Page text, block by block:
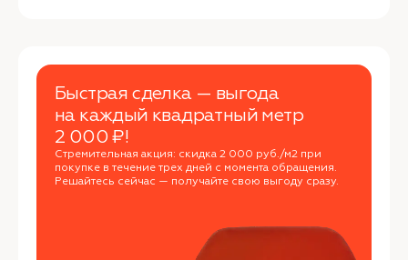
Быстрая сделка — выгода
на каждый квадратный метр
2 000 ₽!
Стремительная акция: скидка 2 000 руб./м2 при
покупке в течение трех дней с момента обращения.
Решайтесь сейчас — получайте свою выгоду сразу.